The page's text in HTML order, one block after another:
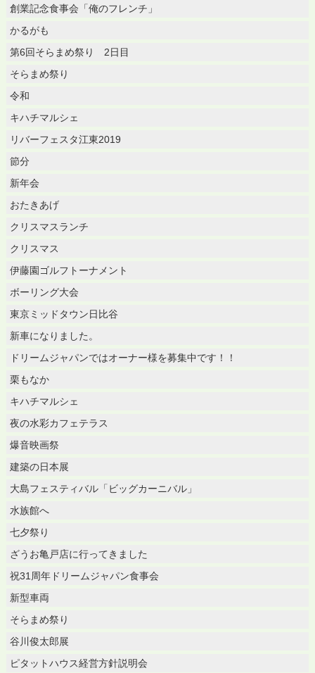
創業記念食事会「俺のフレンチ」
かるがも
第6回そらまめ祭り 2日目
そらまめ祭り
令和
キハチマルシェ
リバーフェスタ江東2019
節分
新年会
おたきあげ
クリスマスランチ
クリスマス
伊藤園ゴルフトーナメント
ボーリング大会
東京ミッドタウン日比谷
新車になりました。
ドリームジャパンではオーナー様を募集中です！！
栗もなか
キハチマルシェ
夜の水彩カフェテラス
爆音映画祭
建築の日本展
大島フェスティバル「ビッグカーニバル」
水族館へ
七夕祭り
ざうお亀戸店に行ってきました
祝31周年ドリームジャパン食事会
新型車両
そらまめ祭り
谷川俊太郎展
ピタットハウス経営方針説明会